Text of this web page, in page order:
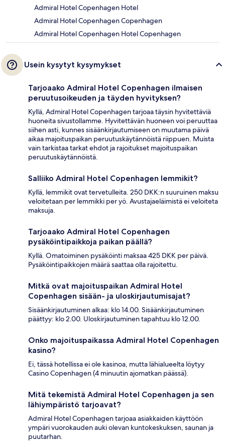
Admiral Hotel Copenhagen Hotel
Admiral Hotel Copenhagen Copenhagen
Admiral Hotel Copenhagen Hotel Copenhagen
Usein kysytyt kysymykset
Tarjoaako Admiral Hotel Copenhagen ilmaisen
peruutusoikeuden ja täyden hyvityksen?
Kyllä, Admiral Hotel Copenhagen tarjoaa täysin hyvitettäviä
huoneita sivustollamme. Hyvitettävän huoneen voi peruuttaa
siihen asti, kunnes sisäänkirjautumiseen on muutama päivä
aikaa majoituspaikan peruutuskäytännöistä riippuen. Muista
vain tarkistaa tarkat ehdot ja rajoitukset majoituspaikan
peruutuskäytännöistä.
Salliiko Admiral Hotel Copenhagen lemmikit?
Kyllä, lemmikit ovat tervetulleita. 250 DKK:n suuruinen maksu
veloitetaan per lemmikki per yö. Avustajaeläimistä ei veloiteta
maksuja.
Tarjoaako Admiral Hotel Copenhagen
pysäköintipaikkoja paikan päällä?
Kyllä. Omatoiminen pysäköinti maksaa 425 DKK per päivä.
Pysäköintipaikkojen määrä saattaa olla rajoitettu.
Mitkä ovat majoituspaikan Admiral Hotel
Copenhagen sisään- ja uloskirjautumisajat?
Sisäänkirjautuminen alkaa: klo 14.00. Sisäänkirjautuminen
päättyy: klo 2.00. Uloskirjautuminen tapahtuu klo 12.00.
Onko majoituspaikassa Admiral Hotel Copenhagen
kasino?
Ei, tässä hotellissa ei ole kasinoa, mutta lähialueelta löytyy
Casino Copenhagen (4 minuutin ajomatkan päässä).
Mitä tekemistä Admiral Hotel Copenhagen ja sen
lähiympäristö tarjoavat?
Admiral Hotel Copenhagen tarjoaa asiakkaiden käyttöön
ympäri vuorokauden auki olevan kuntokeskuksen, saunan ja
puutarhan.